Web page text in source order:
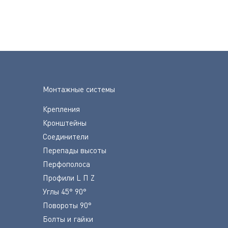
Монтажные системы
Крепления
Кронштейны
Соединители
Перепады высоты
Перфополоса
Профили L П Z
Углы 45° 90°
Повороты 90°
Болты и гайки